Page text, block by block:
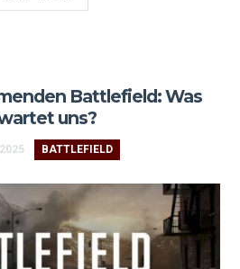
Battlefield: Was
uns?
BATTLEFIELD